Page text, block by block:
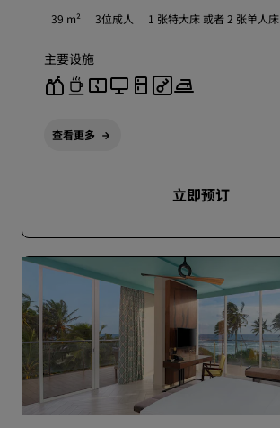
39 m² 3位成人 1 张特大床 或者2 张单人床
主要设施
查看更多
立即预订